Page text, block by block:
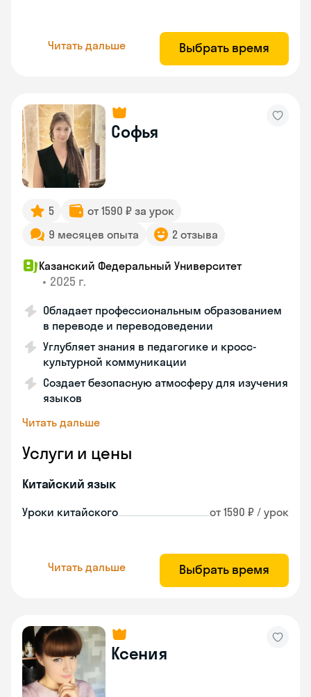
Читать дальше Выбрать время
Софья
5
от 1590 ₽ за урок
9 месяцев опыта
2 отзыва
Казанский Федеральный Университет
• 2025 г.
Обладает профессиональным образованием
в переводе и переводоведении
Углубляет знания в педагогике и кросс-
культурной коммуникации
Создает безопасную атмосферу для изучения
языков
Читать дальше
Услуги и цены
Китайский язык
Уроки китайского от 1590 ₽ / урок
Читать дальше Выбрать время
Ксения